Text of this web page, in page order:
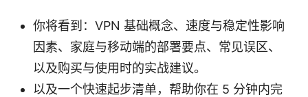
你将看到：VPN 基础概念、速度与稳定性影响
因素、家庭与移动端的部署要点、常见误区、
以及购买与使用时的实战建议。
以及一个快速起步清单，帮助你在 5 分钟内完